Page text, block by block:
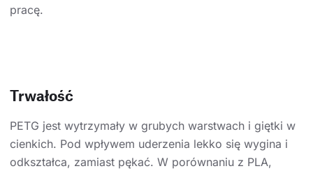
pracę.
Trwałość
PETG jest wytrzymały w grubych warstwach i giętki w
cienkich. Pod wpływem uderzenia lekko się wygina i
odkształca, zamiast pękać. W porównaniu z PLA,